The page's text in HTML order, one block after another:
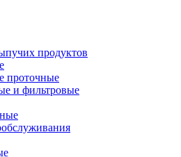
продуктов
проточные
и фильтровые